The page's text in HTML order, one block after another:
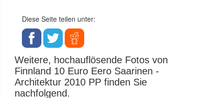
Diese Seite teilen unter:
Weitere, hochauflösende Fotos von
Finnland 10 Euro Eero Saarinen -
Architektur 2010 PP finden Sie
nachfolgend.